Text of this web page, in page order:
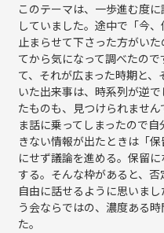
このテーマは、一歩進む度
していました。途中で「今
止まらせて下さった方がい
てから気になって調べたの
て、それが広まった時期と
いた出来事は、時系列が逆
たものも、見つけられませ
ま話に乗ってしまったので
きない情報が出たときは「
にせず議論を進める。保留
する。そんな枠があると、
自由に話せるように思いま
う会ならではの、濃度ある
た。